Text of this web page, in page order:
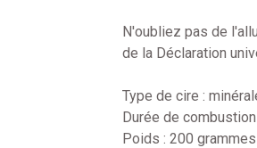
N'oubliez pas de
de la Déclaration
Type de cire :
Durée de
Poids : 200 grammes